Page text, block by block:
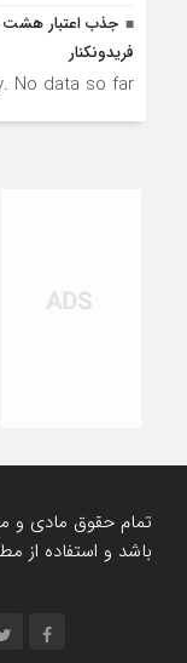
جذب اعتبار هشت
فریدونکنار
No data so far.
تمام حقوق مادی و
باشد و استفاده از